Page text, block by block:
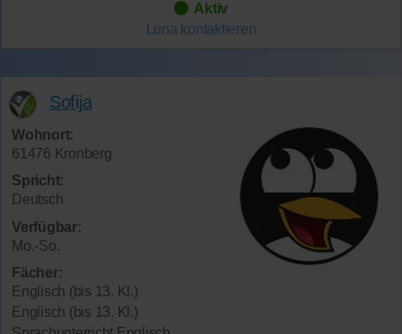
Aktiv
Luna kontaktieren
Sofija
Wohnort:
61476 Kronberg
Spricht:
Deutsch
Verfügbar:
Mo.-So.
Fächer:
Englisch (bis 13. Kl.)
Englisch (bis 13. Kl.)